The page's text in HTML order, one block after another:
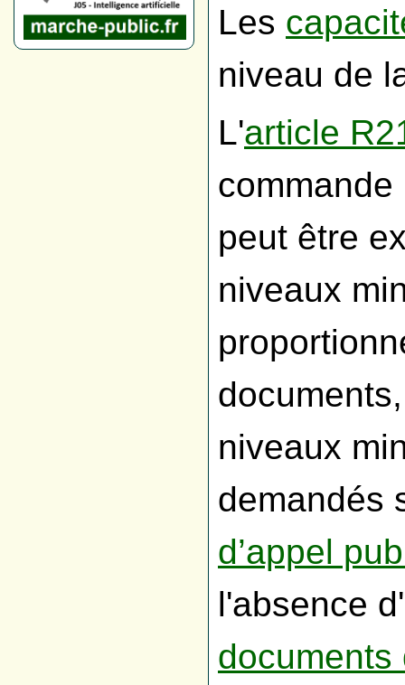
Les
niveau de
L'article
peut être
niveaux
niveaux
demandés
d’appel
l'absence
documents